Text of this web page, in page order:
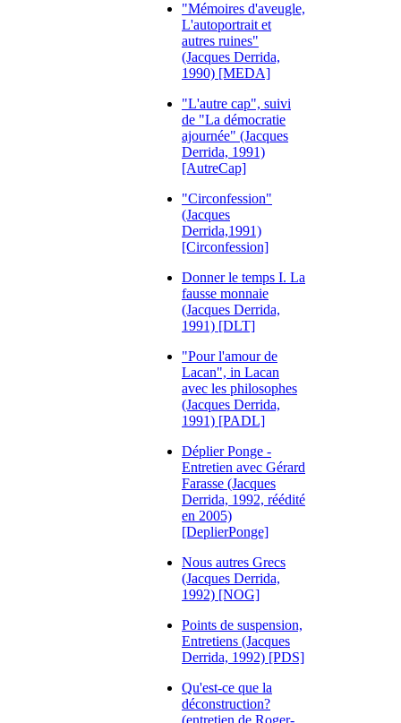
"Mémoires d'aveugle,
L'autoportrait et
autres ruines"
(Jacques Derrida,
1990) [MEDA]
"L'autre cap", suivi
de "La démocratie
ajournée" (Jacques
Derrida, 1991)
[AutreCap]
"Circonfession"
(Jacques
Derrida,1991)
[Circonfession]
Donner le temps I. La
fausse monnaie
(Jacques Derrida,
1991) [DLT]
"Pour l'amour de
Lacan", in Lacan
avec les philosophes
(Jacques Derrida,
1991) [PADL]
Déplier Ponge -
Entretien avec Gérard
Farasse (Jacques
Derrida, 1992, réédité
en 2005)
[DeplierPonge]
Nous autres Grecs
(Jacques Derrida,
1992) [NOG]
Points de suspension,
Entretiens (Jacques
Derrida, 1992) [PDS]
Qu'est-ce que la
déconstruction?
(entretien de Roger-